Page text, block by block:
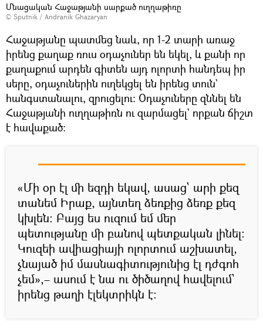
Մնացական Հաջաթյանի սարքած ուղղաթիռը
© Sputnik / Andranik Ghazaryan
Հաջաթյանը պատմեց նաև, որ 1-2 տարի առաջ
իրենց քաղաք ռուս օդաչուներ են եկել, և քանի որ
քաղաքում արդեն գիտեն այդ ոլորտի հանդեպ իր
սերը, օդաչուներին ուղեկցել են իրենց տուն`
հանգստանալու, զրուցելու։ Օդաչուները զննել են
Հաջաթյանի ուղղաթիռն ու զարմացել` որքան ճիշտ
է հավաքած։
«Մի օր էլ մի եզդի եկավ, ասաց` արի քեզ
տանեմ Իրաք, այնտեղ ձեռքից ձեռք քեզ
կխլեն։ Բայց ես ուզում եմ մեր
պետությանը մի բանով պետքական լինել։
Կուզեի ավիացիայի ոլորտում աշխատել,
չնայած իմ մասնագիտությունից էլ դժգոհ
չեմ»,– ասում է նա ու ծիծաղով հավելում`
իրենց թաղի էլեկտրիկն է։